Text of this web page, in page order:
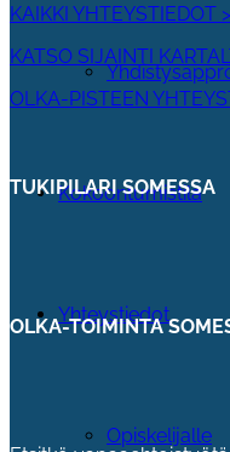
Kokoontumistila
Yhteystiedot
Opiskelijalle
KAIKKI YHTEYSTIEDOT
KATSO SIJAINTI
OLKA-PISTEEN
TUKIPILARI SOMESSA
OLKA-TOIMINTA